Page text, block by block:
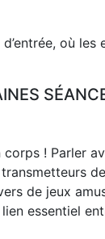
où
! Parler
de jeux
essentiel